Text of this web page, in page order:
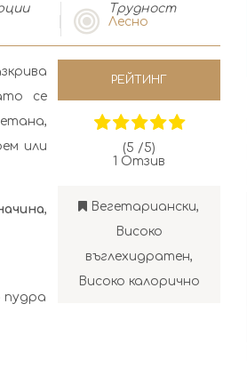
Tрудност
Лесно
се
или
,
пудра
РЕЙТИНГ
(5 /5)
1 Отзив
Вегетариански,
Високо
въглехидратен,
Високо калорично